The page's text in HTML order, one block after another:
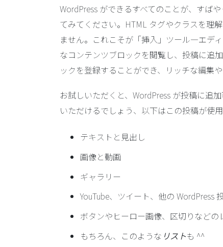
WordPress ができるすべてのことが、すば
てみてください。HTML タグやクラスを理
ません。これこそが「挿入」ツール—エデ
なコンテンツブロックを閲覧し、投稿に追
ックを登録することができ、リッチな編集
お試しいただくと、WordPress が投稿に追
いただけるでしょう、以下はこの投稿が使
テキストと見出し
画像と動画
ギャラリー
YouTube、ツイート、他の WordPress
ボタンやヒーロー画像、区切りなどの
もちろん、このような リストも ^^